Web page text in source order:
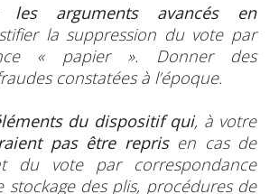
les arguments avancés en
la suppression du vote par
« papier ». Donner des
constatées à l’époque.
du dispositif qui, à votre
pas être repris en cas de
du vote par correspondance
stockage des plis, procédures de